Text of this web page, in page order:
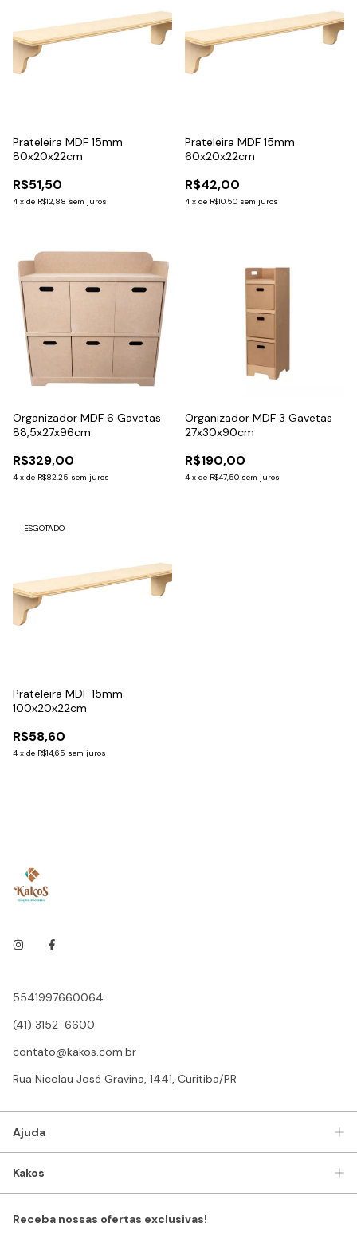
Prateleira MDF 15mm
80x20x22cm
R$51,50
4 x de R$12,88 sem juros
Prateleira MDF 15mm
60x20x22cm
R$42,00
4 x de R$10,50 sem juros
Organizador MDF 6 Gavetas
88,5x27x96cm
R$329,00
4 x de R$82,25 sem juros
Organizador MDF 3 Gavetas
27x30x90cm
R$190,00
4 x de R$47,50 sem juros
ESGOTADO
Prateleira MDF 15mm
100x20x22cm
R$58,60
4 x de R$14,65 sem juros
5541997660064
(41) 3152-6600
contato@kakos.com.br
Rua Nicolau José Gravina, 1441, Curitiba/PR
Ajuda
Kakos
Receba nossas ofertas exclusivas!